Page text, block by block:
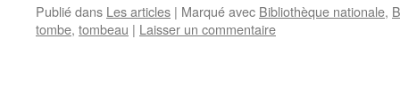
Publié dans Les articles | Marqué avec Bibliothèque nationale,
tombe, tombeau | Laisser un commentaire